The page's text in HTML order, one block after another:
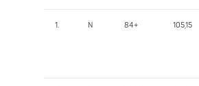
1. N 84+ 105,15